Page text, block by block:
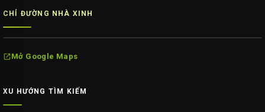
CHỈ ĐƯỜNG NHÀ XINH
Mở Google Maps
XU HƯỚNG TÌM KIẾM